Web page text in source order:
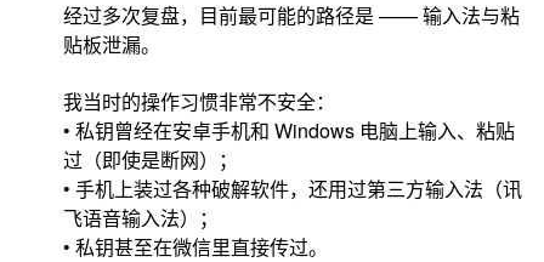
经过多次复盘，目前最可能的路径是 —— 输入法与粘
贴板泄漏。
我当时的操作习惯非常不安全：
• 私钥曾经在安卓手机和 Windows 电脑上输入、粘贴
过（即使是断网）；
• 手机上装过各种破解软件，还用过第三方输入法（讯
飞语音输入法）；
• 私钥甚至在微信里直接传过。